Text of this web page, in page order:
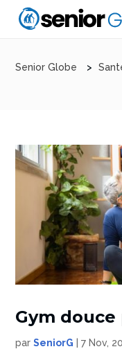
Senior Globe >
Gym
parSeniorG |7 Nov,